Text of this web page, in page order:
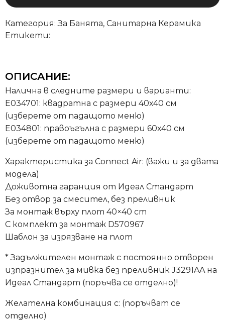
Категория:За Банята, Санитарна Керамика
Етикети:
ОПИСАНИЕ:
Налична в следните размери и варианти:
E034701: квадратна с размери 40х40 см
(изберете от падащото меню)
E034801: правоъгълна с размери 60х40 см
(изберете от падащото меню)
Характеристика за Connect Air: (важи и за двата
модела)
Доживотна гаранция от Идеал Стандарт
Без отвор за смесител, без преливник
За монтаж върху плот 40×40 cm
С комплект за монтаж D570967
Шаблон за изрязване на плот
* Задължителен монтаж с постоянно отворен
изпразнител за мивка без преливник J3291AA на
Идеал Стандарт (поръчва се отделно)!
Желателна комбинация с: (поръчват се
отделно)